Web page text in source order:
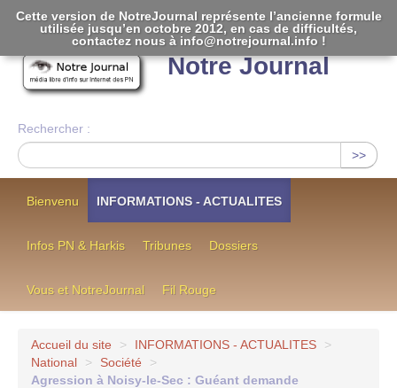
Notre Journal
Rechercher :
>>
Bienvenu INFORMATIONS - ACTUALITES
Infos PN & Harkis Tribunes Dossiers
Vous et NotreJournal Fil Rouge
Accueil du site > INFORMATIONS - ACTUALITES
>
National
> Société
>
Agression à Noisy-le-Sec : Guéant demande
Cette version de NotreJournal représente l’ancienne formule
utilisée jusqu’en octobre 2012, en cas de difficultés,
contactez nous à info@notrejournal.info !